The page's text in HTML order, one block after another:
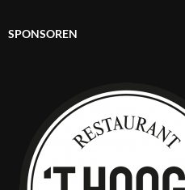
SPONSOREN